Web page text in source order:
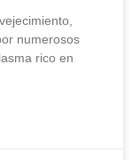
numerosos
rico en